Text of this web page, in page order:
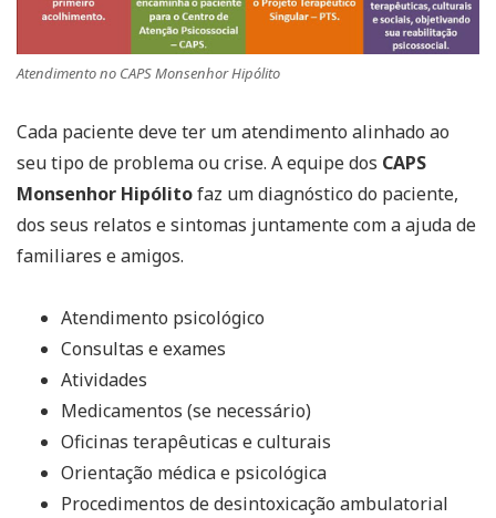
Atendimento no CAPS Monsenhor Hipólito
Cada paciente deve ter um atendimento alinhado ao
seu tipo de problema ou crise. A equipe dos CAPS
Monsenhor Hipólitofaz um diagnóstico do paciente,
dos seus relatos e sintomas juntamente com a ajuda de
familiares e amigos.
Atendimento psicológico
Consultas e exames
Atividades
Medicamentos (se necessário)
Oficinas terapêuticas e culturais
Orientação médica e psicológica
Procedimentos de desintoxicação ambulatorial